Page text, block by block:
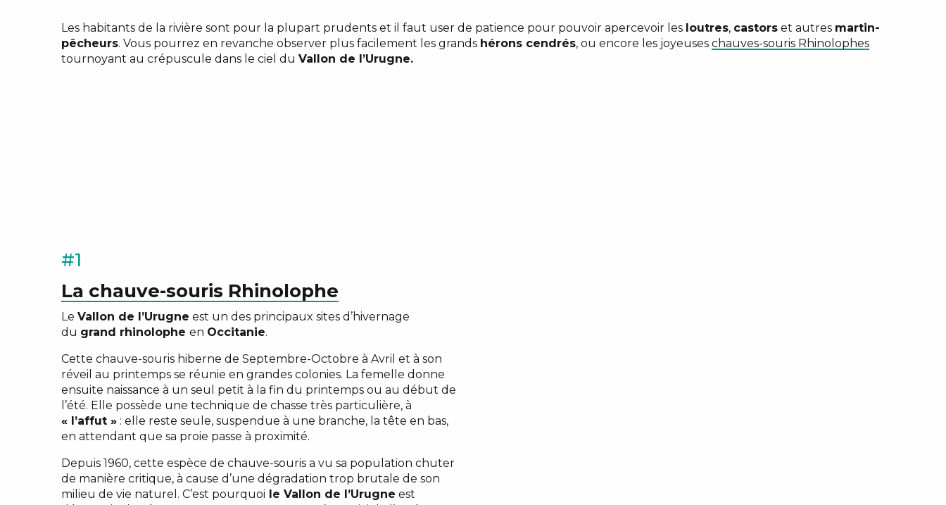
Les habitants de la rivière sont pour la plupart prudents et il faut user de patience pour pouvoir apercevoir les loutres, castors et autres martin-
pêcheurs. Vous pourrez en revanche observer plus facilement les grands hérons cendrés, ou encore les joyeuses chauves-souris Rhinolophes
tournoyant au crépuscule dans le ciel du Vallon de l’Urugne.
#1
La chauve-souris Rhinolophe
Le Vallon de l’Urugne est un des principaux sites d’hivernage
du grand rhinolophe en Occitanie.
Cette chauve-souris hiberne de Septembre-Octobre à Avril et à son
réveil au printemps se réunie en grandes colonies. La femelle donne
ensuite naissance à un seul petit à la fin du printemps ou au début de
l’été. Elle possède une technique de chasse très particulière, à
« l’affut » : elle reste seule, suspendue à une branche, la tête en bas,
en attendant que sa proie passe à proximité.
Depuis 1960, cette espèce de chauve-souris a vu sa population chuter
de manière critique, à cause d’une dégradation trop brutale de son
milieu de vie naturel. C’est pourquoi le Vallon de l’Urugne est